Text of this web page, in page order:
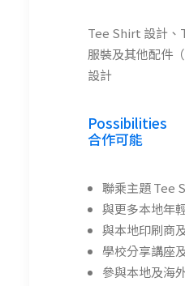
Tee Shirt 設計、
服裝及其他配件
設計
Possibilities
合作可能
聯乘主題 Tee
與更多本地年
與本地印刷商
學校分享講座
參與本地及海